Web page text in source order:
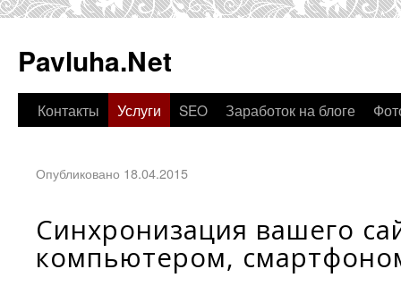
Pavluha.Net
Контакты Услуги SEO Заработок на блоге
Опубликовано 18.04.2015
Синхронизация вашего
компьютером,